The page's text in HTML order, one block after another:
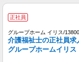
アルバイト パート
介護付有料老人ホーム
正社員
グループホーム イリス/
介護福祉士の正社員
グループホームイリス